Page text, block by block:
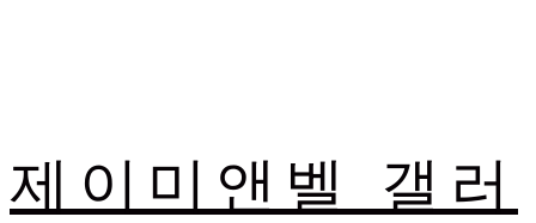
제이미앤벨 갤러